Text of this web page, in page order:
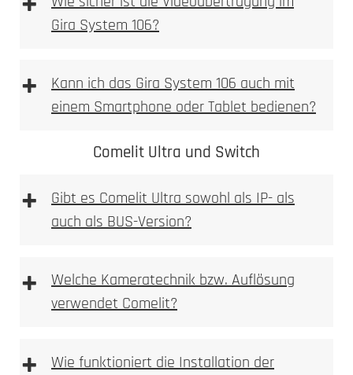
Weitwinkelobjektiv
Integrierte Bewegungsmelder mit
umfangreicheren Erkennungsoptionen
KNX und Loxone
Gira System 106?
+
Kann ich das Gira System 106 auch mit
einem Smartphone oder Tablet bedienen?
Comelit Ultra und Switch
+
Gibt es Comelit Ultra sowohl als IP- als
auch als BUS-Version?
+
Welche Kameratechnik bzw. Auflösung
verwendet Comelit?
+
Wie funktioniert die Installation der